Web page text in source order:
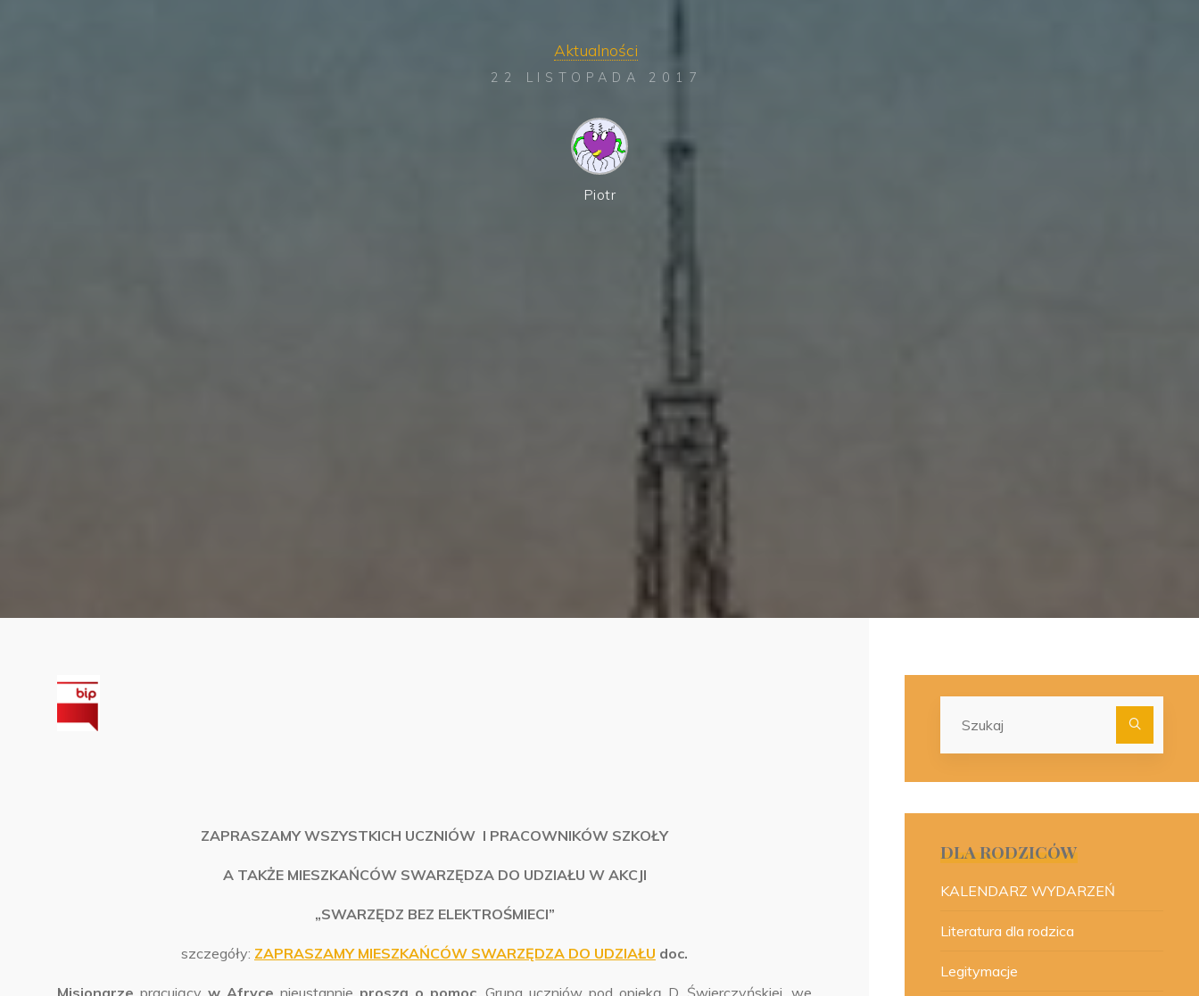
Aktualności
22 LISTOPADA 2017
Piotr
ZAPRASZAMY WSZYSTKICH UCZNIÓW I PRACOWNIKÓW SZKOŁY
A TAKŻE MIESZKAŃCÓW SWARZĘDZA DO UDZIAŁU W AKCJI
„SWARZĘDZ BEZ ELEKTROŚMIECI”
szczegóły: ZAPRASZAMY MIESZKAŃCÓW SWARZĘDZA DO UDZIAŁU doc.
Misjonarze pracujący w Afryce nieustannie proszą o pomoc . Grupa uczniów pod opieką D. Świerczyńskiej, we
DLA RODZICÓW
KALENDARZ WYDARZEŃ
Literatura dla rodzica
Legitymacje